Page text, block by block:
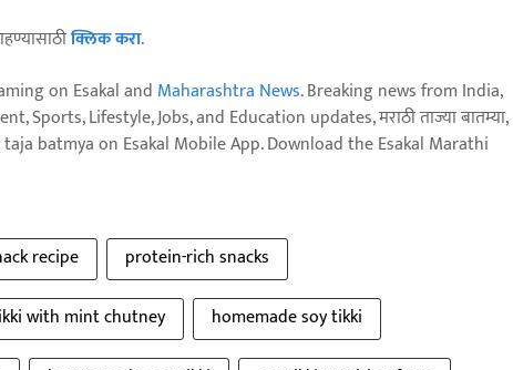
क्लिक करा.
on Esakal and Maharashtra News. Breaking news from India,
Sports, Lifestyle, Jobs, and Education updates, मराठी ताज्या बातम्या,
taja batmya on Esakal Mobile App. Download the Esakal Marathi
recipe
protein-rich snacks
with mint chutney
homemade soy tikki